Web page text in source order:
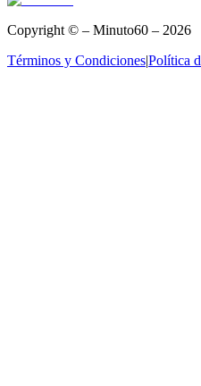
Copyright © – Minuto60 – 2026
Términos y Condiciones|Política